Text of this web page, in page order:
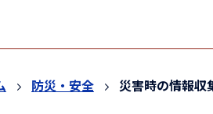
防災・安全 災害時の情報収